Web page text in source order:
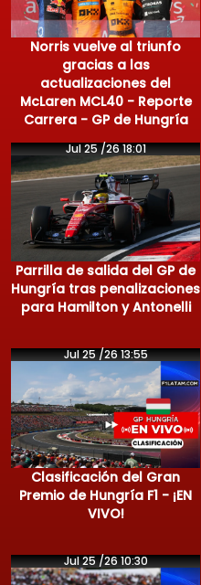
Norris vuelve al triunfo
gracias a las
actualizaciones del
McLaren MCL40 - Reporte
Carrera - GP de Hungría
Jul 25 /26 18:01
Parrilla de salida del GP de
Hungría tras penalizaciones
para Hamilton y Antonelli
Jul 25 /26 13:55
Clasificación del Gran
Premio de Hungría F1 - ¡EN
VIVO!
Jul 25 /26 10:30